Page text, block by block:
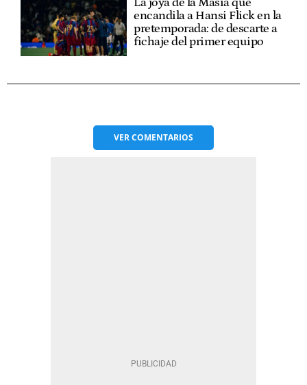
encandila a Hansi Flick en la
pretemporada: de descarte a
fichaje del primer equipo
VERCOMENTARIOS